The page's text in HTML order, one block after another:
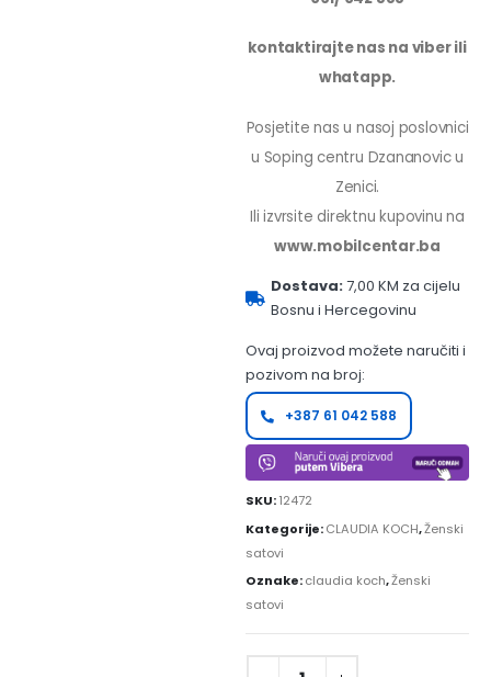
kontaktirajte nas na viber ili
whatapp.
Posjetite nas u nasoj poslovnici
u Soping centru Dzananovic u
Zenici.
Ili izvrsite direktnu kupovinu na
www.mobilcentar.ba
Dostava:7,00 KM za cijelu
Bosnu i Hercegovinu
Ovaj proizvod možete naručiti i
pozivom na broj:
+387 61 042 588
SKU:12472
Kategorije:CLAUDIA KOCH,Ženski
satovi
Oznake:claudia koch,Ženski
satovi